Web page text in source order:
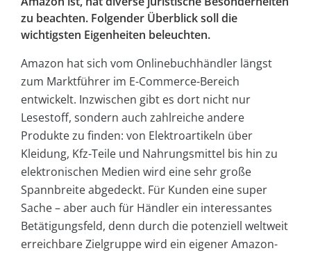
zu beachten. Folgender Überblick soll die
wichtigsten Eigenheiten beleuchten.
Amazon hat sich vom Onlinebuchhändler längst
zum Marktführer im E-Commerce-Bereich
entwickelt. Inzwischen gibt es dort nicht nur
Lesestoff, sondern auch zahlreiche andere
Produkte zu finden: von Elektroartikeln über
Kleidung, Kfz-Teile und Nahrungsmittel bis hin zu
elektronischen Medien wird eine sehr große
Spannbreite abgedeckt. Für Kunden eine super
Sache – aber auch für Händler ein interessantes
Betätigungsfeld, denn durch die potenziell weltweit
erreichbare Zielgruppe wird ein eigener Amazon-